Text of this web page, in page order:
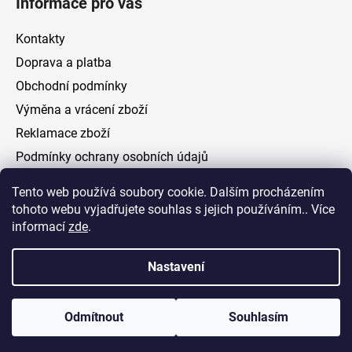
Tento web používá soubory cookie. Dalším procházením
tohoto webu vyjadřujete souhlas s jejich používáním.. Více
informací zde.
Nastavení
Odmítnout Souhlasím
Kontakty
Doprava a platba
Obchodní podmínky
Výměna a vrácení zboží
Reklamace zboží
Podmínky ochrany osobních údajů
Facebook
Vytvořil Shoptet
Copyright 2026ELOAS.cz
. Všechna práva vyhrazena.
Upravit nastavení cookies